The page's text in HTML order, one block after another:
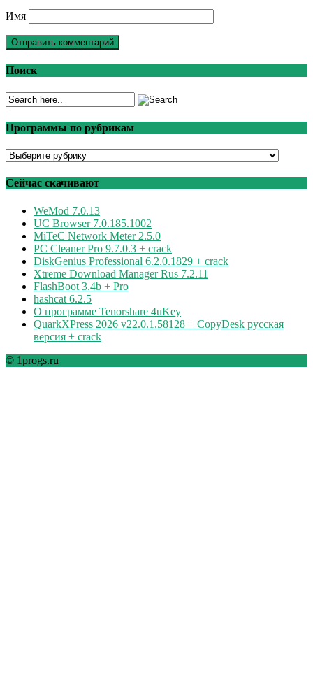
Имя
Поиск
Программы по рубрикам
Программы
рубрикам
Сейчас скачивают
WeMod 7.0.13
UC Browser 7.0.185.1002
MiTeC Network Meter 2.5.0
PC Cleaner Pro 9.7.0.3 + crack
DiskGenius Professional 6.2.0.1829 + crack
Xtreme Download Manager Rus 7.2.11
FlashBoot 3.4b + Pro
hashcat 6.2.5
О программе Tenorshare 4uKey
QuarkXPress 2026 v22.0.1.58128 + CopyDesk русская
версия + crack
© 1progs.ru